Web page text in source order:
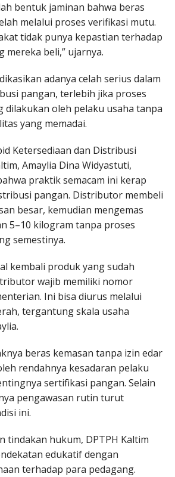
bentuk jaminan bahwa beras
melalui proses verifikasi mutu.
tidak punya kepastian terhadap
mereka beli,” ujarnya.
adanya celah serius dalam
pangan, terlebih jika proses
dilakukan oleh pelaku usaha tanpa
yang memadai.
Ketersediaan dan Distribusi
Amaylia Dina Widyastuti,
praktik semacam ini kerap
pangan. Distributor membeli
besar, kemudian mengemas
5–10 kilogram tanpa proses
semestinya.
kembali produk yang sudah
wajib memiliki nomor
Ini bisa diurus melalui
tergantung skala usaha
beras kemasan tanpa izin edar
rendahnya kesadaran pelaku
sertifikasi pangan. Selain
pengawasan rutin turut
ini.
tindakan hukum, DPTPH Kaltim
edukatif dengan
terhadap para pedagang.